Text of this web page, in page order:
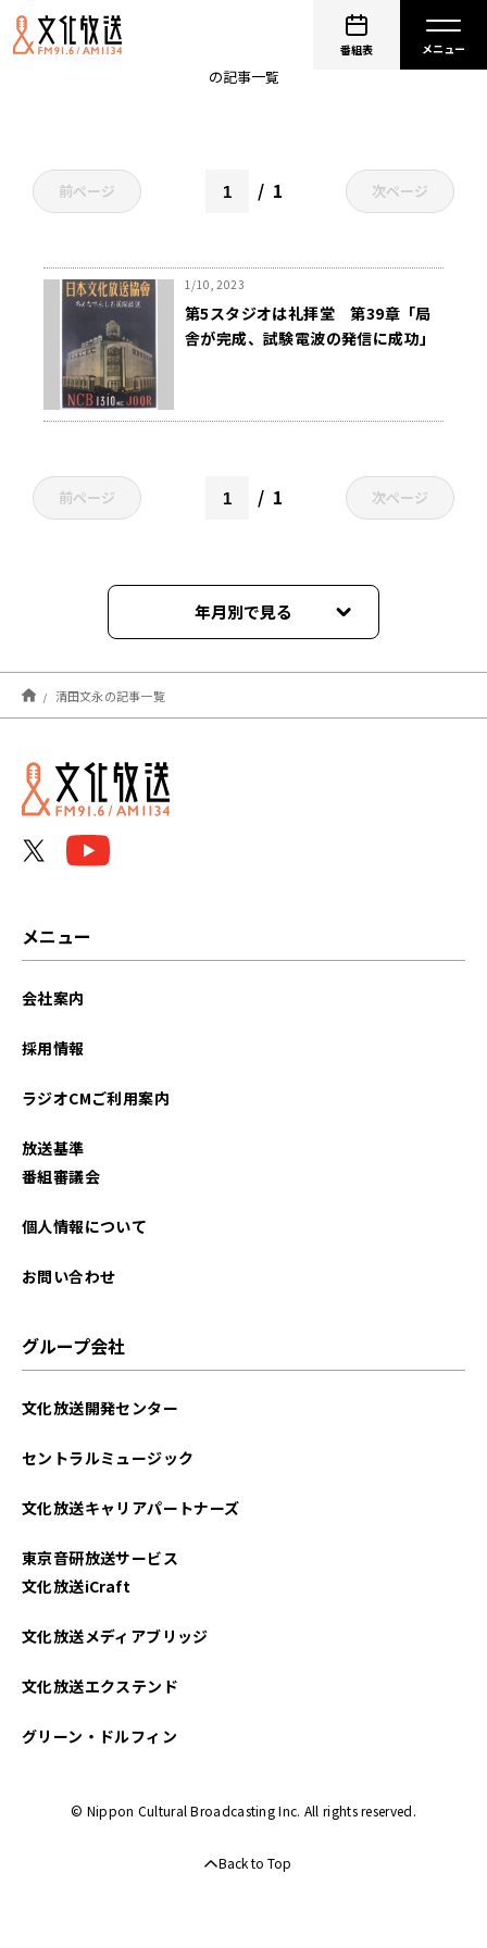
番組表
の記事一覧
前ページ 1 次ページ
1/10, 2023
第5スタジオは礼拝堂 第39章「局
舎が完成、試験電波の発信に成功」
前ページ 1 次ページ
年月別で見る
2023年01月
清田文永の記事一覧
メニュー
会社案内
採用情報
ラジオCMご利用案内
放送基準
番組審議会
個人情報について
お問い合わせ
グループ会社
文化放送開発センター
セントラルミュージック
文化放送キャリアパートナーズ
東京音研放送サービス
文化放送iCraft
文化放送メディアブリッジ
文化放送エクステンド
グリーン・ドルフィン
© Nippon Cultural Broadcasting Inc. All rights reserved.
Back to Top